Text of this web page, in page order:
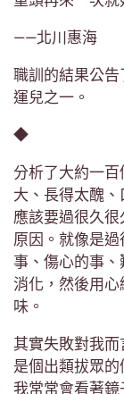
——北川惠海
職訓的結果公
運兒之一。
◆
分析了大約一
大、長得太醜
應該要過很久
原因。就像是
事、傷心的事
消化，然後用
味。
其實失敗對我
是個出類拔眾的
我常常會看著鏡